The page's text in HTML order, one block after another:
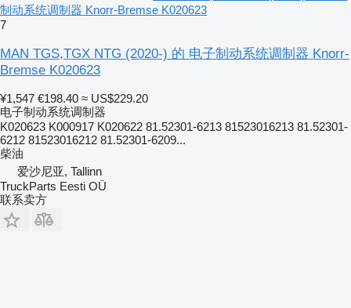
制动系统调制器 Knorr-Bremse K020623
7
MAN TGS,TGX NTG (2020-) 的 电子制动系统调制器 Knorr-
Bremse K020623
¥1,547 €198.40 ≈ US$229.20
电子制动系统调制器
K020623 K000917 K020622 81.52301-6213 81523016213 81.52301-
6212 81523016212 81.52301-6209...
柴油
爱沙尼亚, Tallinn
TruckParts Eesti OÜ
联系卖方